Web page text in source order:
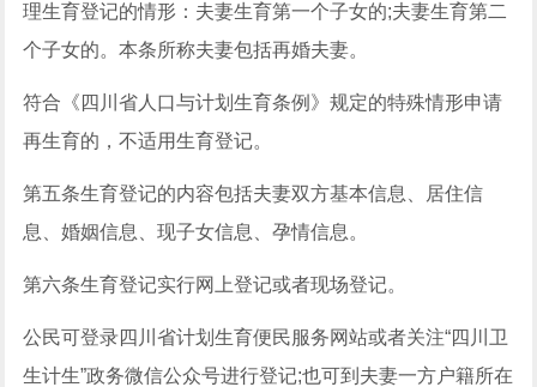
理生育登记的情形：夫妻生育第一个子女的;夫妻生育第二
个子女的。本条所称夫妻包括再婚夫妻。
符合《四川省人口与计划生育条例》规定的特殊情形申请
再生育的，不适用生育登记。
第五条生育登记的内容包括夫妻双方基本信息、居住信
息、婚姻信息、现子女信息、孕情信息。
第六条生育登记实行网上登记或者现场登记。
公民可登录四川省计划生育便民服务网站或者关注“四川卫
生计生”政务微信公众号进行登记;也可到夫妻一方户籍所在